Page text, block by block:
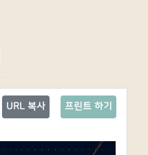
프린트 하기
URL 복사